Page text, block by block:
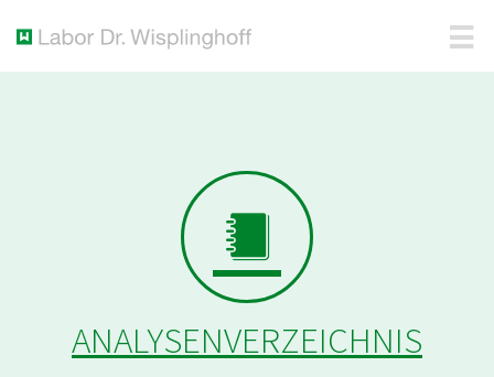
ANALYSENVERZEICHNIS